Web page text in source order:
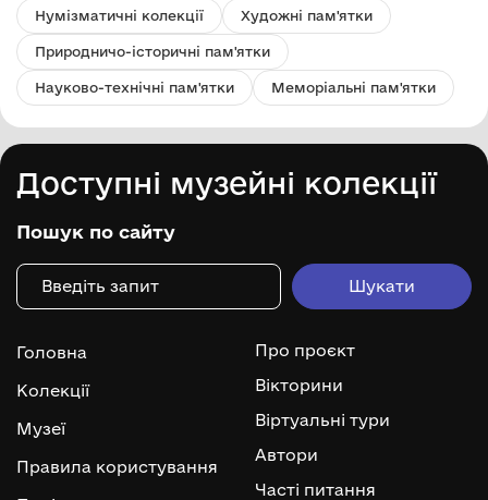
Нумізматичні колекції Художні пам'ятки
Природничо-історичні пам'ятки
Науково-технічні пам'ятки Меморіальні пам'ятки
Доступні музейні колекції
Пошук по сайту
Головна
Колекції
Музеї
Правила користування
Про проєкт
Вікторини
Віртуальні тури
Автори
Часті питання